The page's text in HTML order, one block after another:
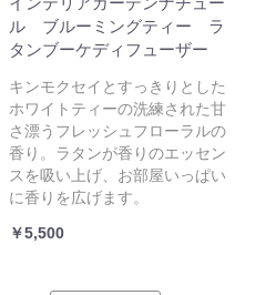
ル ブルーミングティー ラ
タンブーケディフューザー
キンモクセイとすっきりとした
ホワイトティーの洗練された甘
さ漂うフレッシュフローラルの
香り。ラタンが香りのエッセン
スを吸い上げ、お部屋いっぱい
に香りを広げます。
￥5,500